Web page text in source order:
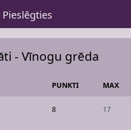
Pieslēgties
- Vīnogu grēda
PUNKTI MAX
8 17